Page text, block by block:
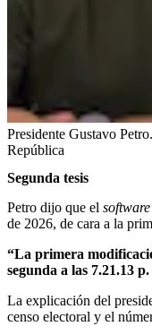
Presidente Gustavo Petro.
República
Segunda tesis
Petro dijo que el software
de 2026, de cara a la
“La primera
segunda a las 7.21.13
La explicación del
censo electoral y el